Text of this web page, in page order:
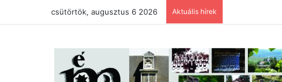
csütörtök, augusztus 6 2026 Aktuális hírek